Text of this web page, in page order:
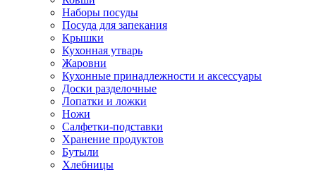
Наборы посуды
Посуда для запекания
Крышки
Кухонная утварь
Жаровни
Кухонные принадлежности и аксессуары
Доски разделочные
Лопатки и ложки
Ножи
Салфетки-подставки
Хранение продуктов
Бутыли
Хлебницы